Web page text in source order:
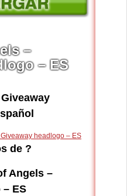
–
– ES
headlogo – ES
de ?
Angels –
– ES